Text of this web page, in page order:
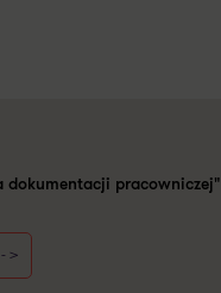
dokumentacji pracowniczej"
>